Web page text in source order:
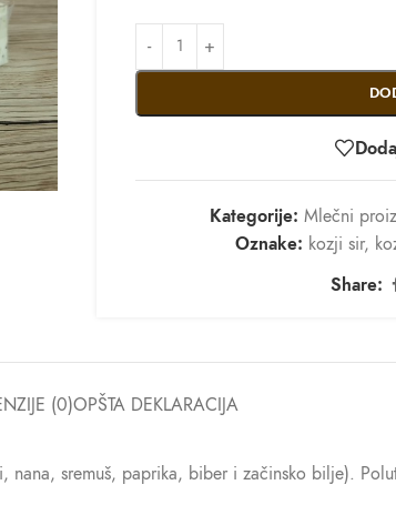
Kategorije: Mlečni
Oznake: kozji sir,
Share:
(0)OPŠTA DEKLARACIJA
sremuš, paprika, biber i začinsko bilje).